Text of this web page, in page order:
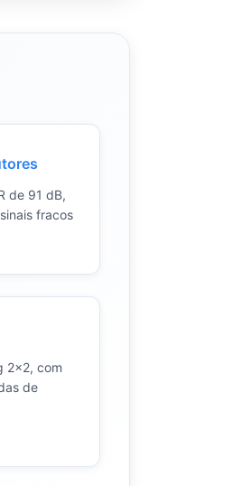
de 91 dB,
fracos
2×2, com
de